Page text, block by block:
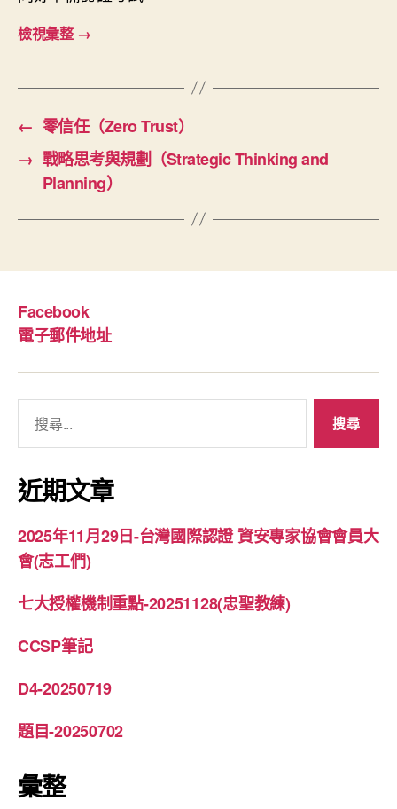
檢視彙整 →
← 零信任（Zero Trust）
→ 戰略思考與規劃（Strategic Thinking and
Planning）
Facebook
電子郵件地址
關
鍵
字:
近期文章
2025年11月29日-台灣國際認證 資安專家協會會員大
會(志工們)
七大授權機制重點-20251128(忠聖教練)
CCSP筆記
D4-20250719
題目-20250702
彙整